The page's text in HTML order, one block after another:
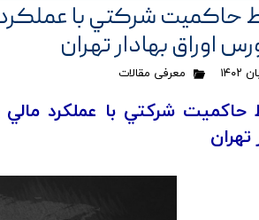
حاکميت شرکتي با
اوراق بهادار تهران
معرفی مقالات
حاکميت شرکتي با عملکرد
تهران